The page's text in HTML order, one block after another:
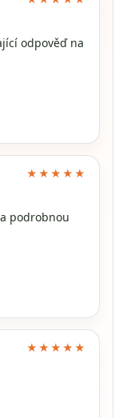
odpověď na
★★★★★
podrobnou
★★★★★